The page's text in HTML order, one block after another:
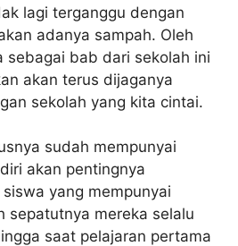
lagi terganggu dengan
adanya sampah. Oleh
sebagai bab dari sekolah ini
akan terus dijaganya
sekolah yang kita cintai.
sudah mempunyai
akan pentingnya
yang mempunyai
sepatutnya mereka selalu
saat pelajaran pertama